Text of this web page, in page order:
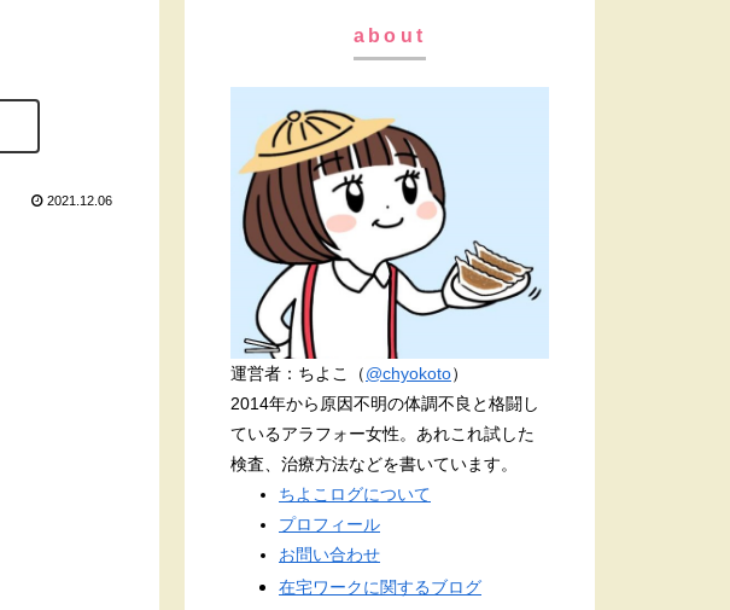
2021.12.06
about
運営者：ちよこ（@chyokoto）
2014年から原因不明の体調不良と格闘し
ているアラフォー女性。あれこれ試した
検査、治療方法などを書いています。
ちよこログについて
プロフィール
お問い合わせ
在宅ワークに関するブログ